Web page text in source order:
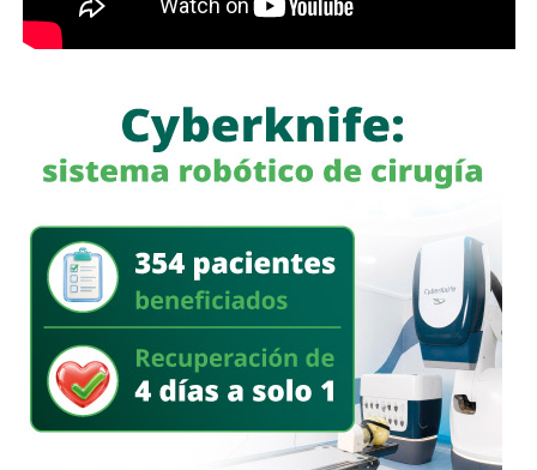
recorridos permanentes de supervisión para evaluar
afectaciones, aunque no precisó el número de viviendas o
Dirección Municipal de Protección Civilpidió a la
población mantenerse informada a través de los canales
oficiales, evitar transitar por zonas inundadas o con
corrientes de agua y reportar cualquier situación de riesgo
a las autoridades.
También lee:
Gobierno de la Capital despliega operativo
tras intensa lluvia